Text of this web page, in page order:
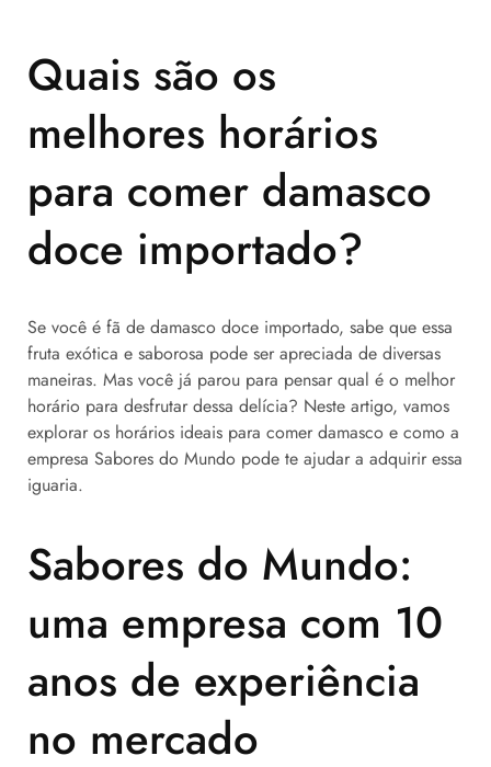
Quais são os
melhores horários
para comer damasco
doce importado?
Se você é fã de damasco doce importado, sabe que essa
fruta exótica e saborosa pode ser apreciada de diversas
maneiras. Mas você já parou para pensar qual é o melhor
horário para desfrutar dessa delícia? Neste artigo, vamos
explorar os horários ideais para comer damasco e como a
empresa Sabores do Mundo pode te ajudar a adquirir essa
iguaria.
Sabores do Mundo:
uma empresa com 10
anos de experiência
no mercado